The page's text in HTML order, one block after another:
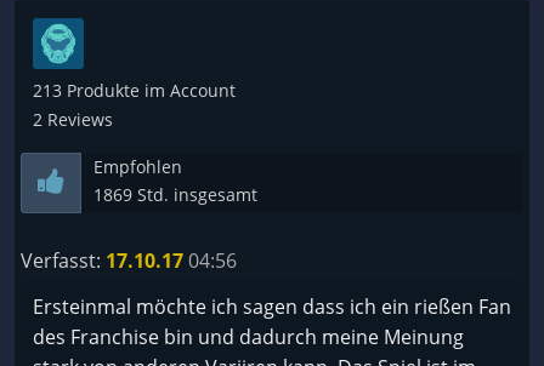
213 Produkte im Account
2 Reviews
Empfohlen
1869 Std. insgesamt
Verfasst: 17.10.1704:56
Ersteinmal möchte ich sagen dass ich ein rießen Fan
des Franchise bin und dadurch meine Meinung